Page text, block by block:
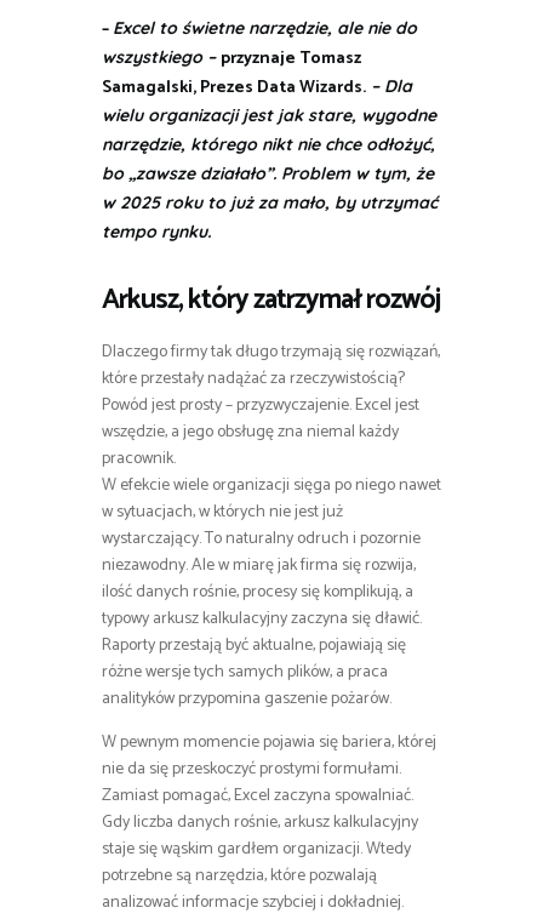
– Excel to świetne narzędzie, ale nie do
wszystkiego – przyznaje Tomasz
Samagalski, Prezes Data Wizards. – Dla
wielu organizacji jest jak stare, wygodne
narzędzie, którego nikt nie chce odłożyć,
bo „zawsze działało”. Problem w tym, że
w 2025 roku to już za mało, by utrzymać
tempo rynku.
Arkusz, który zatrzymał rozwój
Dlaczego firmy tak długo trzymają się rozwiązań,
które przestały nadążać za rzeczywistością?
Powód jest prosty – przyzwyczajenie. Excel jest
wszędzie, a jego obsługę zna niemal każdy
pracownik.
W efekcie wiele organizacji sięga po niego nawet
w sytuacjach, w których nie jest już
wystarczający. To naturalny odruch i pozornie
niezawodny. Ale w miarę jak firma się rozwija,
ilość danych rośnie, procesy się komplikują, a
typowy arkusz kalkulacyjny zaczyna się dławić.
Raporty przestają być aktualne, pojawiają się
różne wersje tych samych plików, a praca
analityków przypomina gaszenie pożarów.
W pewnym momencie pojawia się bariera, której
nie da się przeskoczyć prostymi formułami.
Zamiast pomagać, Excel zaczyna spowalniać.
Gdy liczba danych rośnie, arkusz kalkulacyjny
staje się wąskim gardłem organizacji. Wtedy
potrzebne są narzędzia, które pozwalają
analizować informacje szybciej i dokładniej.